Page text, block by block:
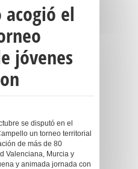
acogió el
jóvenes
se disputó en el
un torneo territorial
de más de 80
Valenciana, Murcia y
y animada jornada con